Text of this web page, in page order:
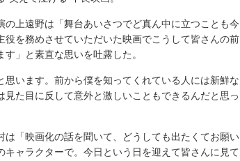
上遠野は「舞台あいさつでど真ん中に立つことも今
役を務めさせていただいた映画でこうして皆さんの前
」と素直な思いを吐露した。
います。前から僕を知ってくれている人には新鮮な
た目に反して意外と激しいこともできるんだと思っ
「映画化の話を聞いて、どうしても出たくてお願い
ャラクターで。今日という日を迎えて皆さんに見て